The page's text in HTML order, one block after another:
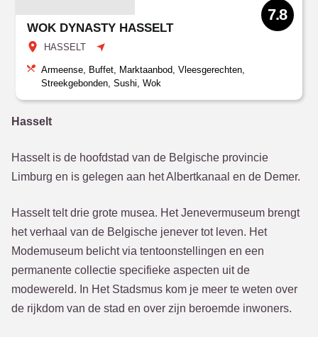
WOK DYNASTY HASSELT
HASSELT
7.8
Armeense, Buffet, Marktaanbod, Vleesgerechten,
Streekgebonden, Sushi, Wok
Hasselt
Hasselt is de hoofdstad van de Belgische provincie
Limburg en is gelegen aan het Albertkanaal en de Demer.
Hasselt telt drie grote musea. Het Jenevermuseum brengt
het verhaal van de Belgische jenever tot leven. Het
Modemuseum belicht via tentoonstellingen en een
permanente collectie specifieke aspecten uit de
modewereld. In Het Stadsmus kom je meer te weten over
de rijkdom van de stad en over zijn beroemde inwoners.